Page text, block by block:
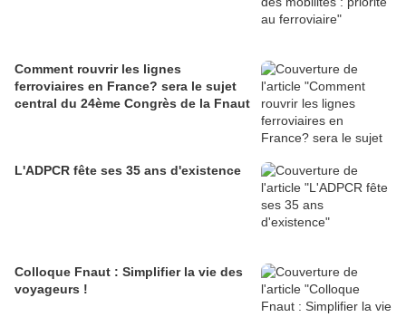
Comment rouvrir les lignes
ferroviaires en France? sera le sujet
central du 24ème Congrès de la Fnaut
L'ADPCR fête ses 35 ans d'existence
Colloque Fnaut : Simplifier la vie des
voyageurs !